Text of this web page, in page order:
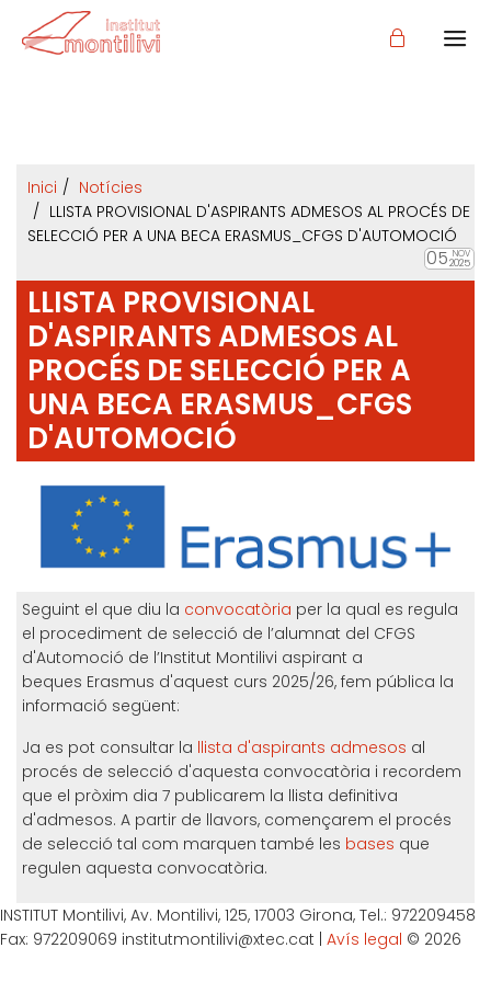
Inici
Notícies
LLISTA PROVISIONAL D'ASPIRANTS ADMESOS AL PROCÉS DE
SELECCIÓ PER A UNA BECA ERASMUS_CFGS D'AUTOMOCIÓ
05 NOV
2025
LLISTA PROVISIONAL
D'ASPIRANTS ADMESOS AL
PROCÉS DE SELECCIÓ PER A
UNA BECA ERASMUS_CFGS
D'AUTOMOCIÓ
Seguint el que diu la convocatòria per la qual es regula
el procediment de selecció de l’alumnat del CFGS
d'Automoció de l’Institut Montilivi aspirant a
beques Erasmus d'aquest curs 2025/26, fem pública la
informació següent:
Ja es pot consultar la llista d'aspirants admesos al
procés de selecció d'aquesta convocatòria i recordem
que el pròxim dia 7 publicarem la llista definitiva
d'admesos. A partir de llavors, començarem el procés
de selecció tal com marquen també les bases que
regulen aquesta convocatòria.
INSTITUT Montilivi, Av. Montilivi, 125, 17003 Girona, Tel.: 972209458
Fax: 972209069 institutmontilivi@xtec.cat | Avís legal © 2026